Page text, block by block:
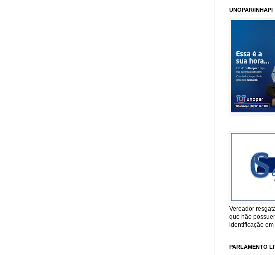
UNOPAR/INHAPI
Vereador
que não
identificação em
PARLAMENTO